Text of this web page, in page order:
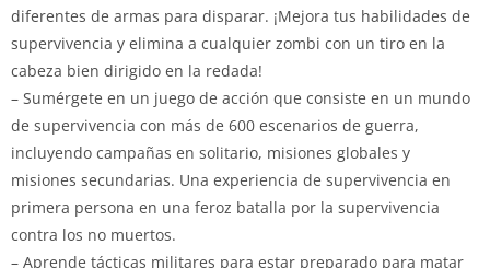
diferentes de armas para disparar. ¡Mejora tus habilidades de
supervivencia y elimina a cualquier zombi con un tiro en la
cabeza bien dirigido en la redada!
– Sumérgete en un juego de acción que consiste en un mundo
de supervivencia con más de 600 escenarios de guerra,
incluyendo campañas en solitario, misiones globales y
misiones secundarias. Una experiencia de supervivencia en
primera persona en una feroz batalla por la supervivencia
contra los no muertos.
– Aprende tácticas militares para estar preparado para matar